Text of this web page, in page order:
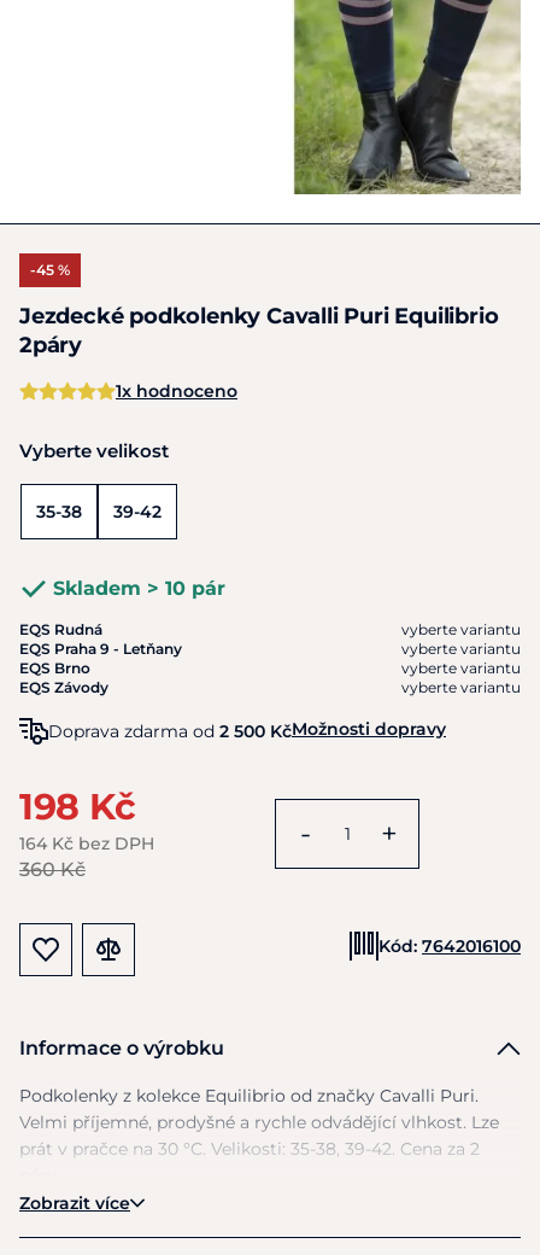
-45 %
Jezdecké podkolenky Cavalli Puri Equilibrio
2páry
1x hodnoceno
Vyberte velikost
35-38 39-42
Skladem > 10 pár
EQS Rudná
vyberte variantu
EQS Praha 9 - Letňany
vyberte variantu
EQS Brno
vyberte variantu
EQS Závody
vyberte variantu
Doprava zdarma od 2 500 KčMožnosti dopravy
198 Kč
164 Kč bez DPH
360 Kč
- +
Kód: 7642016100
Informace o výrobku
Podkolenky z kolekce Equilibrio od značky Cavalli Puri.
Velmi příjemné, prodyšné a rychle odvádějící vlhkost. Lze
prát v pračce na 30 °C. Velikosti: 35-38, 39-42. Cena za 2
Zobrazit více